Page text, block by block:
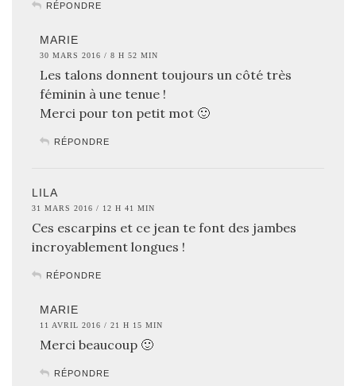
RÉPONDRE
MARIE
30 MARS 2016 / 8 H 52 MIN
Les talons donnent toujours un côté très
féminin à une tenue !
Merci pour ton petit mot 🙂
RÉPONDRE
LILA
31 MARS 2016 / 12 H 41 MIN
Ces escarpins et ce jean te font des jambes
incroyablement longues !
RÉPONDRE
MARIE
11 AVRIL 2016 / 21 H 15 MIN
Merci beaucoup 🙂
RÉPONDRE